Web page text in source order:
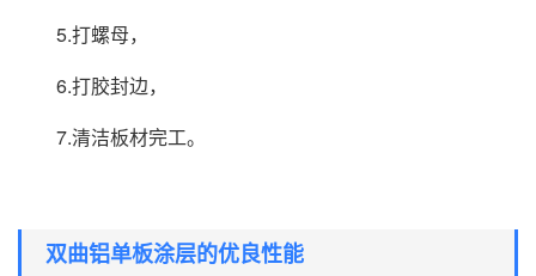
5.打螺母，
6.打胶封边，
7.清洁板材完工。
双曲铝单板涂层的优良性能